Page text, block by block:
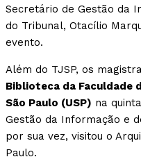
Secretário de Gestão da
do Tribunal, Otacílio
evento.
Além do TJSP, os
Biblioteca da Faculdade
São Paulo (USP) na
Gestão da Informação e
por sua vez, visitou o
Paulo.